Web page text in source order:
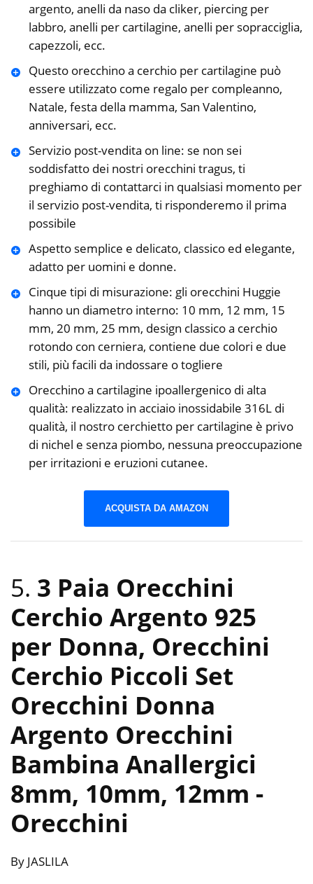
argento, anelli da naso da cliker, piercing per
labbro, anelli per cartilagine, anelli per sopracciglia,
capezzoli, ecc.
Questo orecchino a cerchio per cartilagine può
essere utilizzato come regalo per compleanno,
Natale, festa della mamma, San Valentino,
anniversari, ecc.
Servizio post-vendita on line: se non sei
soddisfatto dei nostri orecchini tragus, ti
preghiamo di contattarci in qualsiasi momento per
il servizio post-vendita, ti risponderemo il prima
possibile
Aspetto semplice e delicato, classico ed elegante,
adatto per uomini e donne.
Cinque tipi di misurazione: gli orecchini Huggie
hanno un diametro interno: 10 mm, 12 mm, 15
mm, 20 mm, 25 mm, design classico a cerchio
rotondo con cerniera, contiene due colori e due
stili, più facili da indossare o togliere
Orecchino a cartilagine ipoallergenico di alta
qualità: realizzato in acciaio inossidabile 316L di
qualità, il nostro cerchietto per cartilagine è privo
di nichel e senza piombo, nessuna preoccupazione
per irritazioni e eruzioni cutanee.
ACQUISTA DA AMAZON
5. 3 Paia Orecchini
Cerchio Argento 925
per Donna, Orecchini
Cerchio Piccoli Set
Orecchini Donna
Argento Orecchini
Bambina Anallergici
8mm, 10mm, 12mm -
Orecchini
By JASLILA